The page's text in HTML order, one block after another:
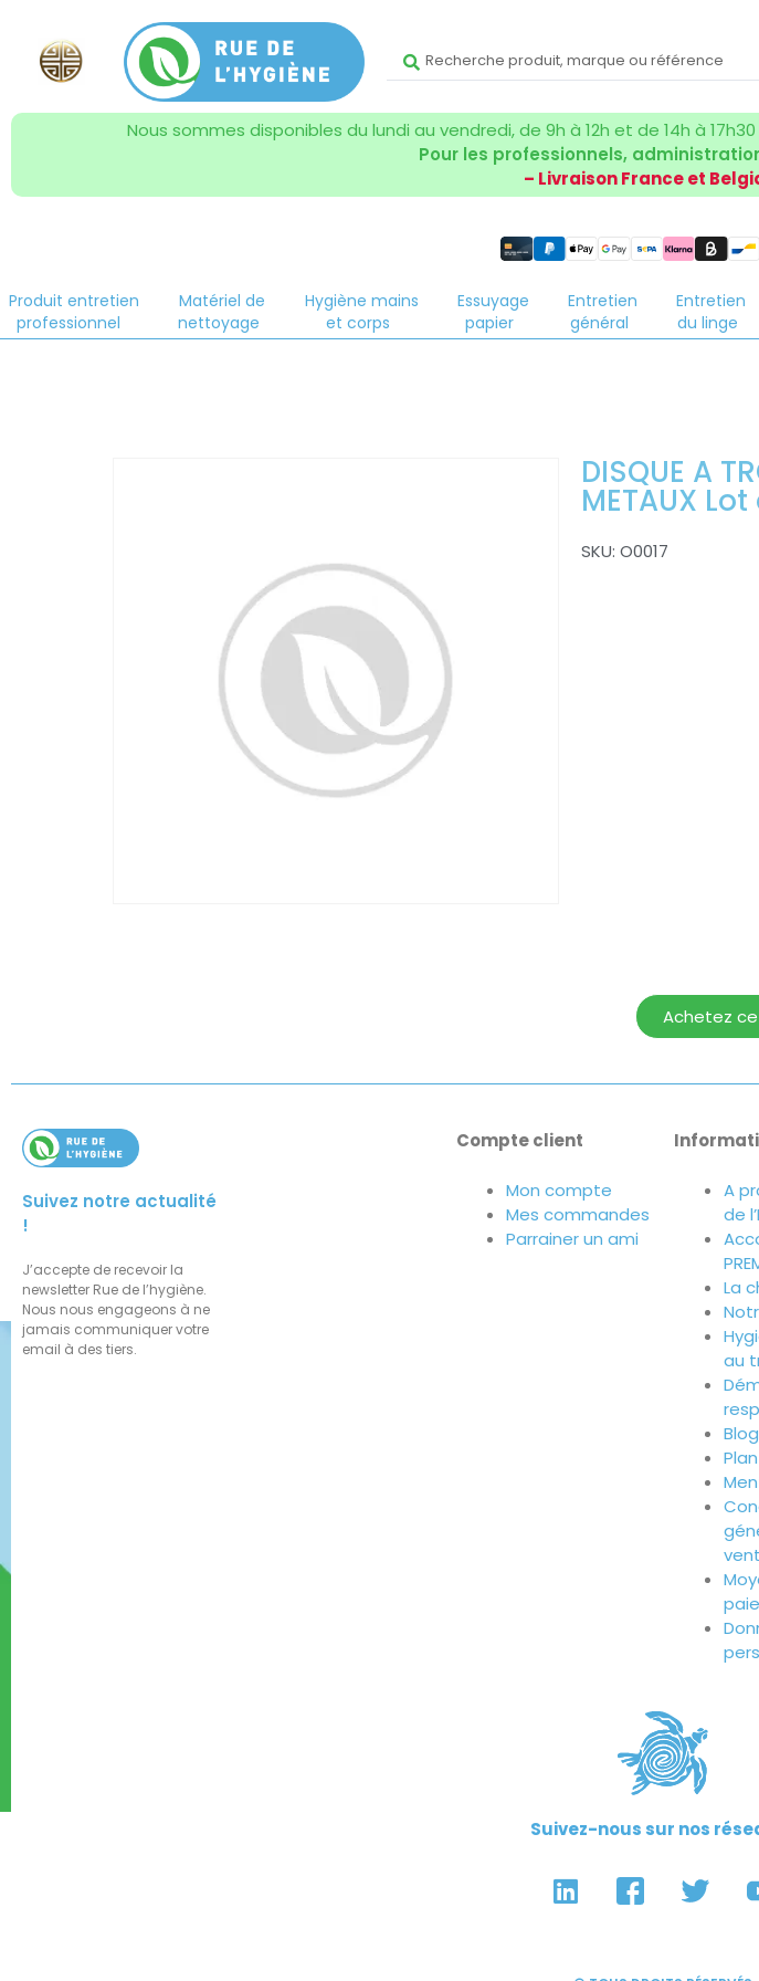
Nous sommes disponibles du lundi au vendredi, de 9h à 12h et de 14h à
Pour les professionnels,
– Livraison France et
Produit entretien
professionnel
Matériel de
nettoyage
Hygiène mains
et corps
Essuyage
papier
Entretien
général
Entretien
du linge
DISQUE A
METAUX
SKU: O0017
Achetez
Suivez notre actualité
!
J’accepte de recevoir la
newsletter Rue de l’hygiène.
Nous nous engageons à ne
jamais communiquer votre
email à des tiers.
Compte client
Mon compte
Mes commandes
Parrainer un ami
A
de
La
au
Blog
Suivez-nous sur nos